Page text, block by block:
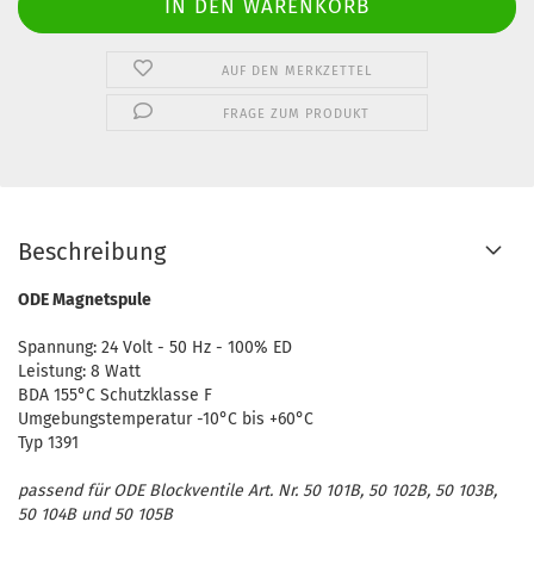
AUF DEN MERKZETTEL
FRAGE ZUM PRODUKT
Beschreibung
ODE Magnetspule
Spannung: 24 Volt - 50 Hz - 100% ED
Leistung: 8 Watt
BDA 155°C Schutzklasse F
Umgebungstemperatur -10°C bis +60°C
Typ 1391
passend für ODE Blockventile Art. Nr. 50 101B, 50 102B, 50 103B,
50 104B und 50 105B